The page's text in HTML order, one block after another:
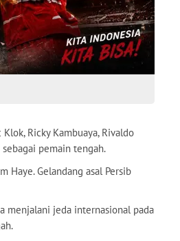
Ricky Kambuaya, Rivaldo
pemain tengah.
Haye. Gelandang asal Persib
menjalani jeda internasional pada